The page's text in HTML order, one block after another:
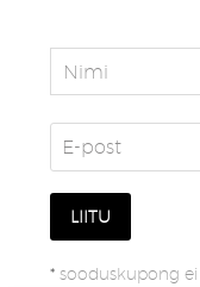
* sooduskupong